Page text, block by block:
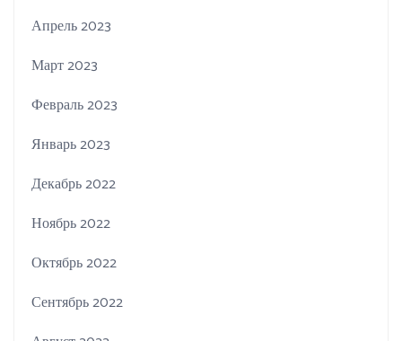
Апрель 2023
Март 2023
Февраль 2023
Январь 2023
Декабрь 2022
Ноябрь 2022
Октябрь 2022
Сентябрь 2022